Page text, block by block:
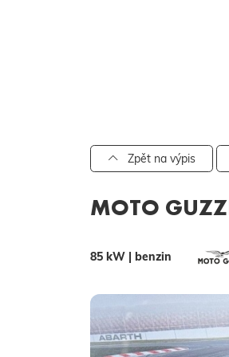
Pro vyhledávání zadejte
Zpět na výpis
MOTO
85 kW | benzin